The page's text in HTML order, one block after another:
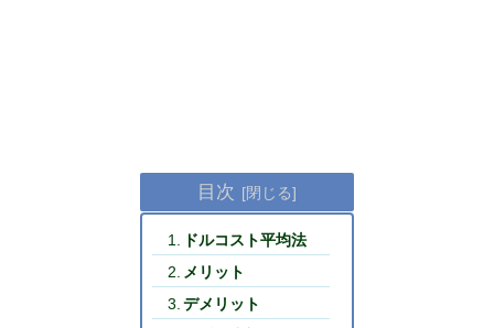
目次
ドルコスト平均法
メリット
デメリット